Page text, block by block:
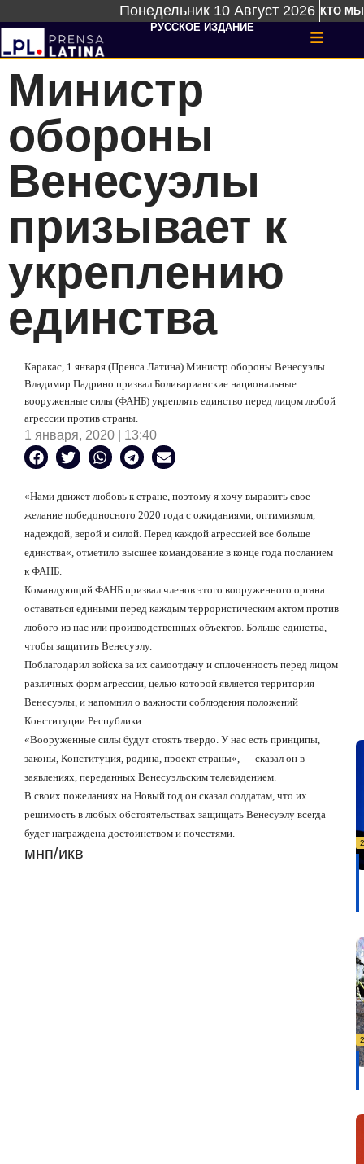
Понедельник 10 Август 2026 КТО МЫ
РУССКОЕ ИЗДАНИЕ
Министр
обороны
Венесуэлы
призывает к
укреплению
единства
Каракас, 1 января (Пренса Латина) Министр обороны Венесуэлы
Владимир Падрино призвал Боливарианские национальные
вооруженные силы (ФАНБ) укреплять единство перед лицом любой
агрессии против страны.
1 января, 2020 | 13:40
«Нами движет любовь к стране, поэтому я хочу выразить свое
желание победоносного 2020 года с ожиданиями, оптимизмом,
надеждой, верой и силой. Перед каждой агрессией все больше
единства«, отметило высшее командование в конце года посланием
к ФАНБ.
Командующий ФАНБ призвал членов этого вооруженного органа
оставаться едиными перед каждым террористическим актом против
любого из нас или производственных объектов. Больше единства,
чтобы защитить Венесуэлу.
Поблагодарил войска за их самоотдачу и сплоченность перед лицом
различных форм агрессии, целью которой является территория
Венесуэлы, и напомнил о важности соблюдения положений
Конституции Республики.
«Вооруженные силы будут стоять твердо. У нас есть принципы,
законы, Конституция, родина, проект страны«, — сказал он в
заявлениях, переданных Венесуэльским телевидением.
В своих пожеланиях на Новый год он сказал солдатам, что их
решимость в любых обстоятельствах защищать Венесуэлу всегда
будет награждена достоинством и почестями.
мнп/икв